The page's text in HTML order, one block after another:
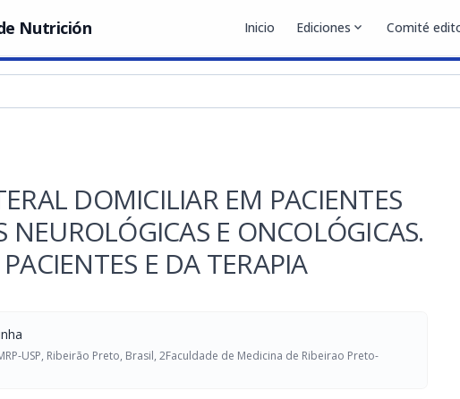
Nutrición Inicio Ediciones expand_more Comité
DOMICILIAR EM PACIENTES
NEUROLÓGICAS E ONCOLÓGICAS.
E DA TERAPIA
USP, Ribeirão Preto, Brasil, 2Faculdade de Medicina de Ribeirao Preto-